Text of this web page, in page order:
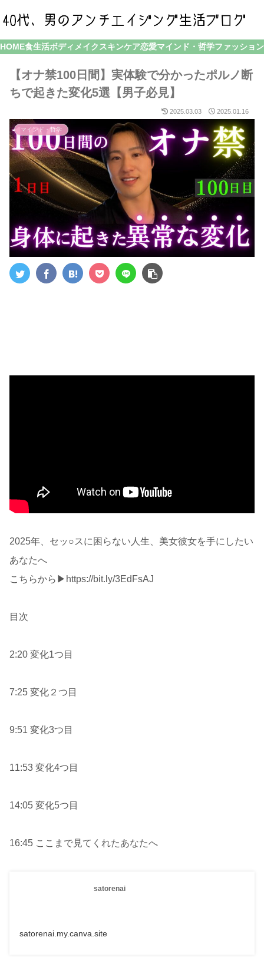
HOME食生活ボディメイク スキンケア恋愛マインド・哲学ファッション
【オナ禁100日間】実体験で分かったポルノ断
ちで起きた変化5選【男子必見】
2025.03.03 2025.01.16
マインド・哲学
2025年、セッ○スに困らない人生、美女彼女を手にしたい
あなたへ
こちらから▶︎https://bit.ly/3EdFsAJ
目次
2:20 変化1つ目
7:25 変化２つ目
9:51 変化3つ目
11:53 変化4つ目
14:05 変化5つ目
16:45 ここまで見てくれたあなたへ
satorenai
satorenai.my.canva.site